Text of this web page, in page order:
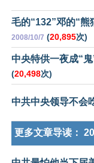
毛的“132”邓的“熊
2008/10/7 (20,895次)
中央特供一夜成“
(20,498次)
中共中央领导不会
更多文章导读：